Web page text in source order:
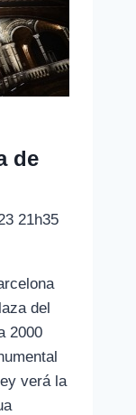
de
21h35
del
2000
verá la